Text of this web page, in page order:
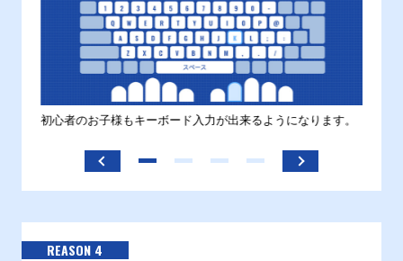
初心者のお子様もキーボード入力が出来るようになります。
REASON 4